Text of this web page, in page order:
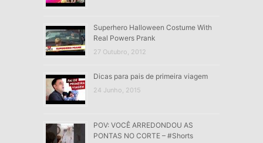
Superhero Halloween Costume With
Real Powers Prank
27 Outubro, 2012
Dicas para pais de primeira viagem
24 Junho, 2015
POV: VOCÊ ARREDONDOU AS
PONTAS NO CORTE – #Shorts